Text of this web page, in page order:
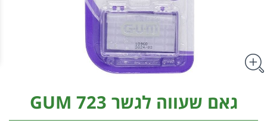
גאם שעווה לגשר GUM 723